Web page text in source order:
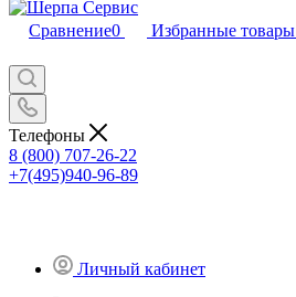
Сравнение0 Избранные товары
Телефоны
8 (800) 707-26-22
+7(495)940-96-89
Личный кабинет